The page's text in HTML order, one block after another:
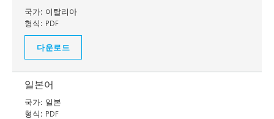
국가: 이탈리아
형식: PDF
다운로드
일본어
국가: 일본
형식: PDF